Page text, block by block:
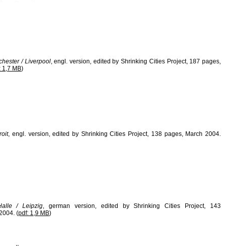
/ Liverpool, engl. version, edited by Shrinking Cities Project, 187 pages,
1,7 MB)
, engl. version, edited by Shrinking Cities Project, 138 pages, March 2004.
/ Leipzig, german version, edited by Shrinking Cities Project, 143
(pdf: 1,9 MB)